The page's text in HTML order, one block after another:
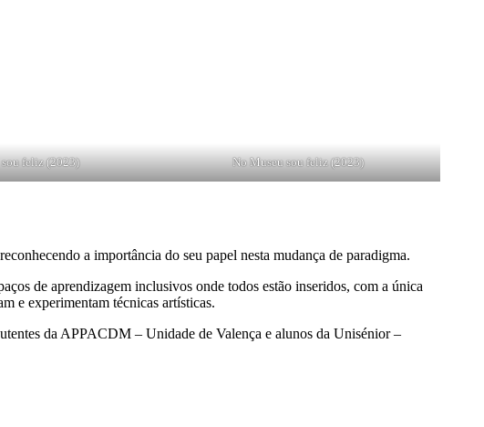
feliz (2023) No Museu sou feliz (2023)
a importância do seu papel nesta mudança de paradigma.
de aprendizagem inclusivos onde todos estão inseridos, com a única
e experimentam técnicas artísticas.
da APPACDM – Unidade de Valença e alunos da Unisénior –